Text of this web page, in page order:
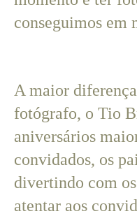
conseguimos em
A maior
fotógrafo, o Tio
aniversários
convidados, os
divertindo com
atentar aos